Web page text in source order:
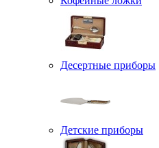
Десертные приборы
Детские приборы